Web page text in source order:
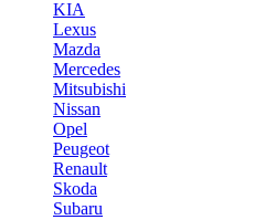
KIA
Lexus
Mazda
Mercedes
Mitsubishi
Nissan
Opel
Peugeot
Renault
Skoda
Subaru